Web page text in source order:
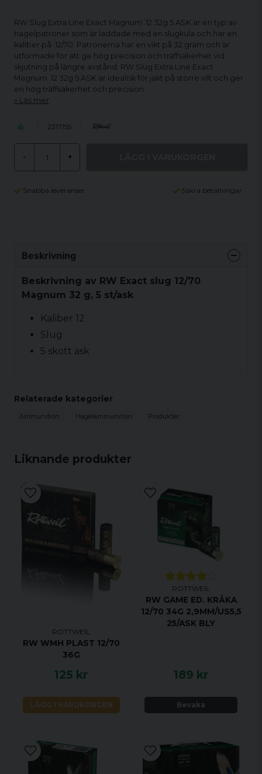
RW Slug Extra Line Exact Magnum .12 32g 5 ASK är en typ av
hagelpatroner som är laddade med en slugkula och har en
kaliber på .12/70. Patronerna har en vikt på 32 gram och är
utformade för att ge hög precision och träffsäkerhet vid
skjutning på längre avstånd. RW Slug Extra Line Exact
Magnum .12 32g 5 ASK är idealisk för jakt på större vilt och ger
en hög träffsäkerhet och precision.
Läs mer
2317155
- +
Snabba leveranser Säkra betalningar
Liknande produkter
ROTTWEIL
RW WMH PLAST 12/70
36G
125 kr
LÄGG I VARUKORGEN
ROTTWEIL
RW GAME ED. KRÅKA
12/70 34G 2,9MM/US5,5
25/ASK BLY
189 kr
Bevaka
Beskrivning
Beskrivning av RW Exact slug 12/70
Magnum 32 g, 5 st/ask
Kaliber 12
Slug
5 skott ask
Relaterade kategorier
Ammunition Hagelammunition Produkter